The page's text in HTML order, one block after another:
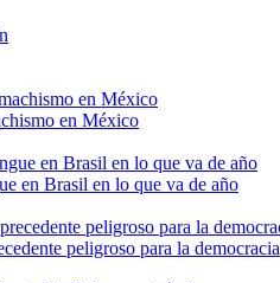
en México
en Brasil en lo que va de año
peligroso para la democracia